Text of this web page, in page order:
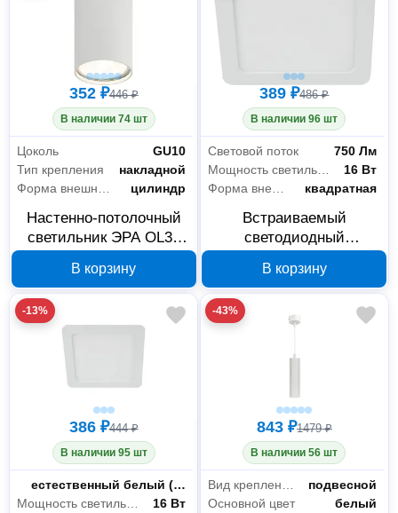
352 ₽446 ₽
В наличии 74 шт
Цоколь
GU10
Тип крепления
накладной
цилиндр
Настенно-потолочный
светильник ЭРА OL31
В корзину
389 ₽486 ₽
В наличии 96 шт
Световой поток
750 Лм
Мощность светильника
16 Вт
квадратная
Встраиваемый
светодиодный
2166K 16 Вт 6500 К
Б0058405
В корзину
-13%
386 ₽444 ₽
В наличии 95 шт
Цветность
естественный белый (3300-5000 К)
16 Вт
-43%
843 ₽1479 ₽
В наличии 56 шт
подвесной
Основной цвет
белый